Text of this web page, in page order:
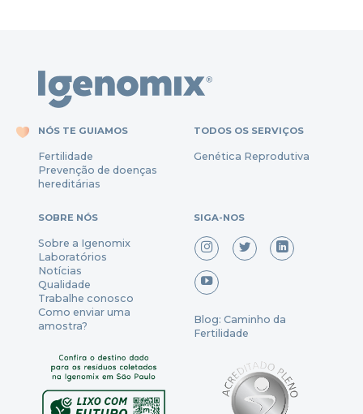
NÓS TE GUIAMOS
Fertilidade
Prevenção dedoenças
hereditárias
TODOS OS SERVIÇOS
Genética Reprodutiva
SOBRE NÓS
Sobre a Igenomix
Laboratórios
Notícias
Qualidade
Trabalhe conosco
Como enviar uma
amostra?
SIGA-NOS
Blog: Caminho da
Fertilidade